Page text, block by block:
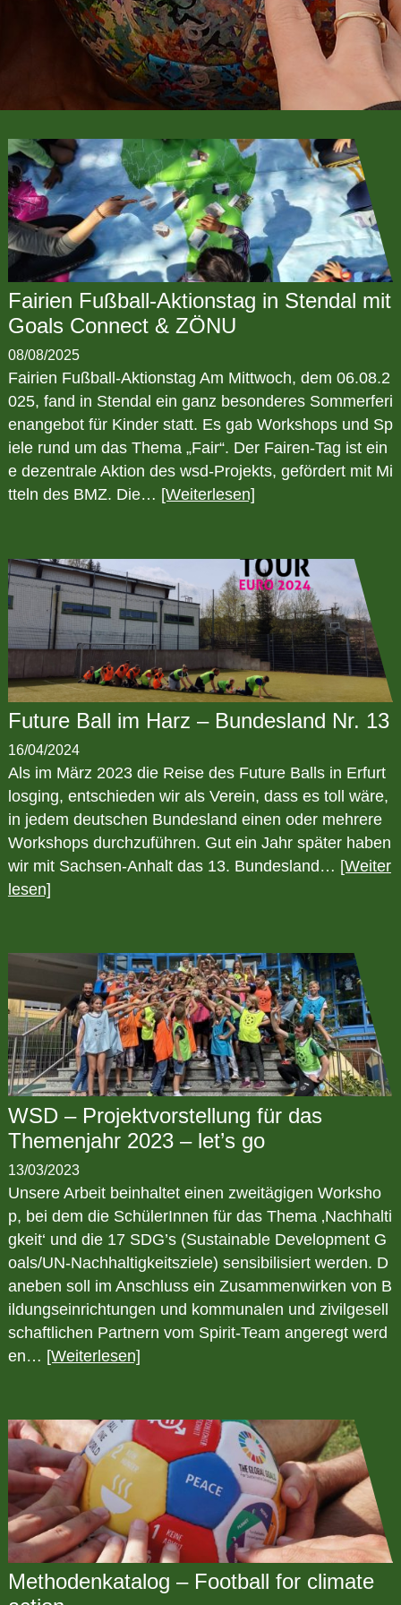
Fairien Fußball-Aktionstag in Stendal mit
Goals Connect & ZÖNU
08/08/2025
Fairien Fußball-Aktionstag Am Mittwoch, dem 06.08.2
025, fand in Stendal ein ganz besonderes Sommerferi
enangebot für Kinder statt. Es gab Workshops und Sp
iele rund um das Thema „Fair“. Der Fairen-Tag ist ein
e dezentrale Aktion des wsd-Projekts, gefördert mit Mi
tteln des BMZ. Die… [Weiterlesen]
Future Ball im Harz – Bundesland Nr. 13
16/04/2024
Als im März 2023 die Reise des Future Balls in Erfurt
losging, entschieden wir als Verein, dass es toll wäre,
in jedem deutschen Bundesland einen oder mehrere
Workshops durchzuführen. Gut ein Jahr später haben
wir mit Sachsen-Anhalt das 13. Bundesland… [Weiter
lesen]
WSD – Projektvorstellung für das
Themenjahr 2023 – let’s go
13/03/2023
Unsere Arbeit beinhaltet einen zweitägigen Worksho
p, bei dem die SchülerInnen für das Thema ‚Nachhalti
gkeit‘ und die 17 SDG’s (Sustainable Development G
oals/UN-Nachhaltigkeitsziele) sensibilisiert werden. D
aneben soll im Anschluss ein Zusammenwirken von B
ildungseinrichtungen und kommunalen und zivilgesell
schaftlichen Partnern vom Spirit-Team angeregt werd
en… [Weiterlesen]
Methodenkatalog – Football for climate